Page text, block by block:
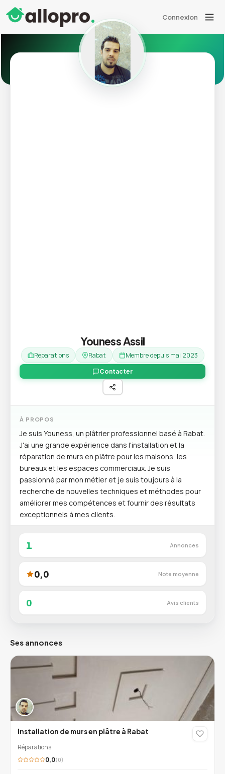
Connexion
Youness Assil
Réparations Rabat Membre depuis mai 2023
Contacter
À PROPOS
Je suis Youness, un plâtrier professionnel basé à Rabat.
J'ai une grande expérience dans l'installation et la
réparation de murs en plâtre pour les maisons, les
bureaux et les espaces commerciaux. Je suis
passionné par mon métier et je suis toujours à la
recherche de nouvelles techniques et méthodes pour
améliorer mes compétences et fournir des résultats
exceptionnels à mes clients.
1 Annonces
0,0 Note moyenne
0 Avis clients
Ses annonces
Installation de murs en plâtre à Rabat
Réparations
0,0(0)